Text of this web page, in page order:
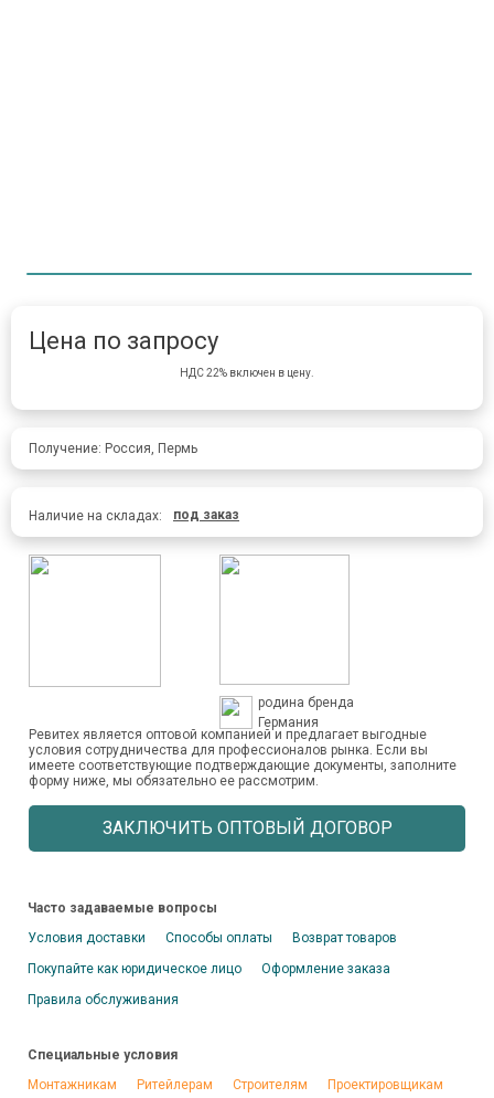
Цена по запросу
НДС 22% включен в цену.
Получение: Россия, Пермь
Наличие на складах: под заказ
родина бренда
Германия
Ревитех является оптовой компанией и предлагает выгодные
условия сотрудничества для профессионалов рынка. Если вы
имеете соответствующие подтверждающие документы, заполните
форму ниже, мы обязательно ее рассмотрим.
ЗАКЛЮЧИТЬ ОПТОВЫЙ ДОГОВОР
Часто задаваемые вопросы
Условия доставки
Способы оплаты
Возврат товаров
Покупайте как юридическое лицо
Оформление заказа
Правила обслуживания
Специальные условия
Монтажникам
Ритейлерам Строителям Проектировщикам